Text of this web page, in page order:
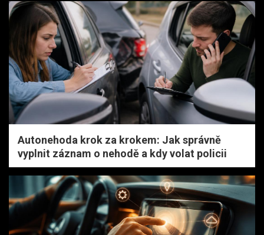
Autonehoda krok za krokem: Jak správně
vyplnit záznam o nehodě a kdy volat policii